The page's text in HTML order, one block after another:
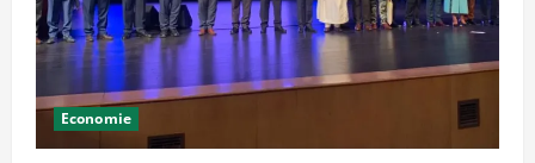
Economie